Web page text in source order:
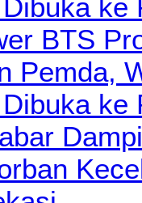
BTS
Pemda,
ke